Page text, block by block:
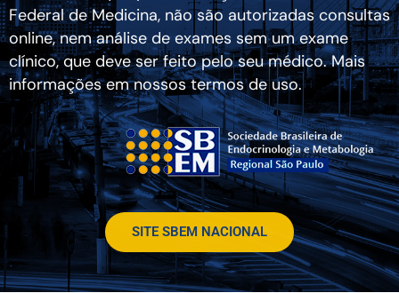
Federal de Medicina, não são autorizadas consultas
online, nem análise de exames sem um exame
clínico, que deve ser feito pelo seu médico. Mais
informações em nossos termos de uso.
SITE SBEM NACIONAL